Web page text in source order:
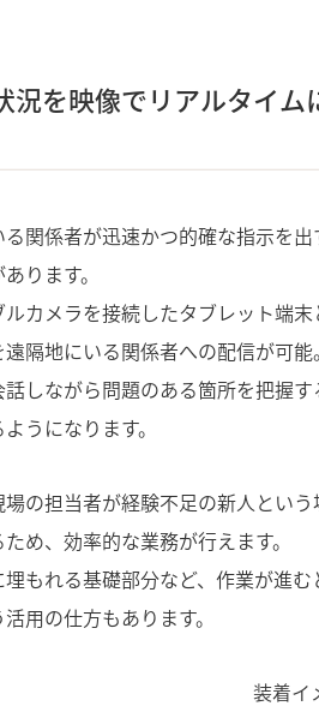
況を映像でリアルタイ
関係者が迅速かつ的確な指示を出
ります。
ルカメラを接続したタブレット端末
隔地にいる関係者への配信が可能。
しながら問題のある箇所を把握
うになります。
の担当者が経験不足の新人とい
め、効率的な業務が行えます。
埋もれる基礎部分など、作業が進
用の仕方もあります。
装着イ